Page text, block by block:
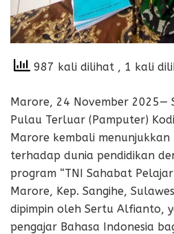
987 kali dilihat , 1 kali
Marore, 24 November 2025—
Pulau Terluar (Pamputer)
Marore kembali menunjukkan
terhadap dunia pendidikan
program “TNI Sahabat
Marore, Kep. Sangihe,
dipimpin oleh Sertu Alfianto,
pengajar Bahasa Indonesia